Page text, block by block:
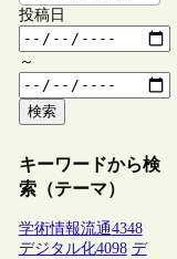
投稿日
～
検索
キーワードから検
索（テーマ）
学術情報流通4348
デジタル化4098 デ